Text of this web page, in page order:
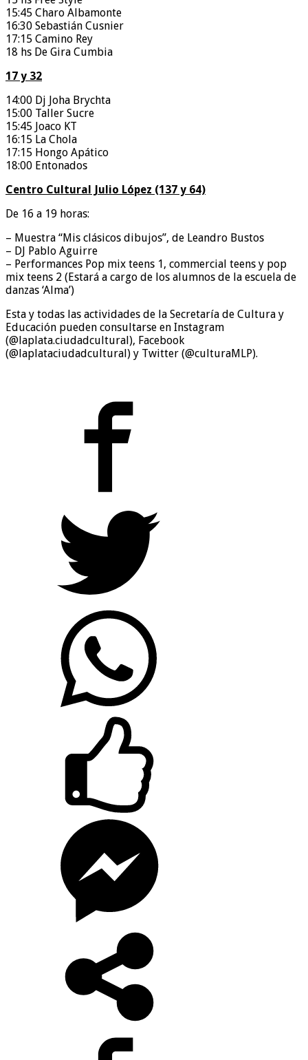
15:45 Charo Albamonte
16:30 Sebastián Cusnier
17:15 Camino Rey
18 hs De Gira Cumbia
17 y 32
14:00 Dj Joha Brychta
15:00 Taller Sucre
15:45 Joaco KT
16:15 La Chola
17:15 Hongo Apático
18:00 Entonados
Centro Cultural Julio López (137 y 64)
De 16 a 19 horas:
– Muestra “Mis clásicos dibujos”, de Leandro Bustos
– DJ Pablo Aguirre
– Performances Pop mix teens 1, commercial teens y pop
mix teens 2 (Estará a cargo de los alumnos de la escuela de
danzas ‘Alma’)
Esta y todas las actividades de la Secretaría de Cultura y
Educación pueden consultarse en Instagram
(@laplata.ciudadcultural), Facebook
(@laplataciudadcultural) y Twitter (@culturaMLP).